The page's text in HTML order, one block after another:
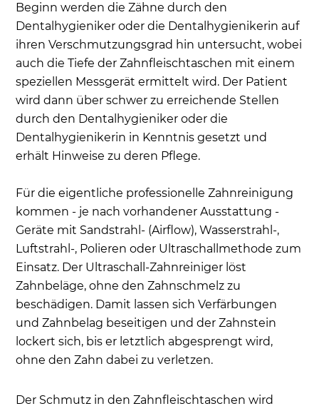
Beginn werden die Zähne durch den
Dentalhygieniker oder die Dentalhygienikerin auf
ihren Verschmutzungsgrad hin untersucht, wobei
auch die Tiefe der Zahnfleischtaschen mit einem
speziellen Messgerät ermittelt wird. Der Patient
wird dann über schwer zu erreichende Stellen
durch den Dentalhygieniker oder die
Dentalhygienikerin in Kenntnis gesetzt und
erhält Hinweise zu deren Pflege.
Für die eigentliche professionelle Zahnreinigung
kommen - je nach vorhandener Ausstattung -
Geräte mit Sandstrahl- (Airflow), Wasserstrahl-,
Luftstrahl-, Polieren oder Ultraschallmethode zum
Einsatz. Der Ultraschall-Zahnreiniger löst
Zahnbeläge, ohne den Zahnschmelz zu
beschädigen. Damit lassen sich Verfärbungen
und Zahnbelag beseitigen und der Zahnstein
lockert sich, bis er letztlich abgesprengt wird,
ohne den Zahn dabei zu verletzen.
Der Schmutz in den Zahnfleischtaschen wird